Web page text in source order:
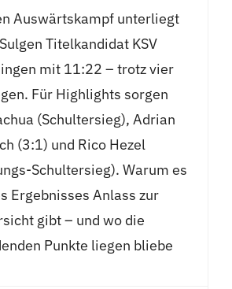
Auswärtskampf unterliegt
Titelkandidat KSV
mit 11:22 – trotz vier
Für Highlights sorgen
(Schultersieg), Adrian
(3:1) und Rico Hezel
Schultersieg). Warum es
Ergebnisses Anlass zur
gibt – und wo die
Punkte liegen bliebe